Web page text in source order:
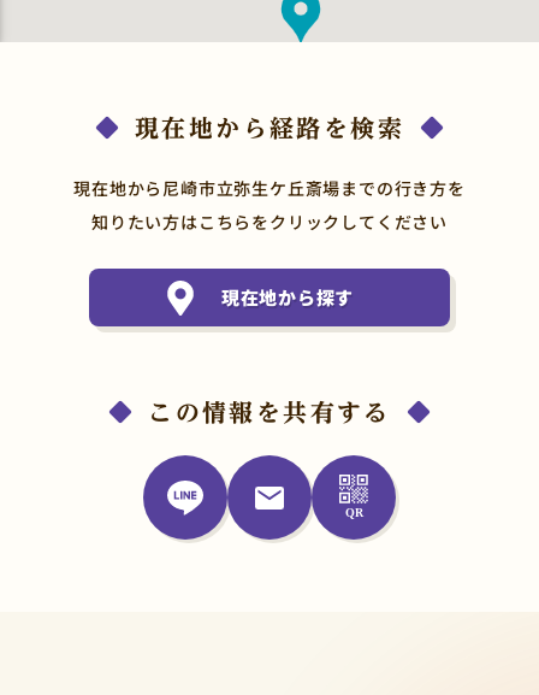
現在地から経路を検索
現在地から尼崎市立弥生ケ丘斎場までの行き方を
知りたい方はこちらをクリックしてください
現在地から探す
この情報を共有する